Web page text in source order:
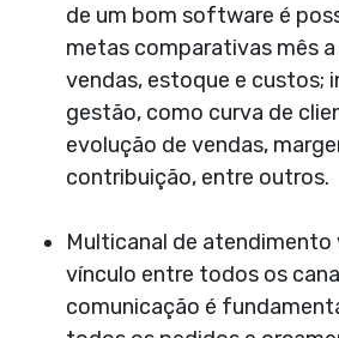
de um bom software é
metas comparativas mês
vendas, estoque e custos;
gestão, como curva de
evolução de vendas,
contribuição, entre outros.
Multicanal de atendimento
vínculo entre todos os
comunicação é